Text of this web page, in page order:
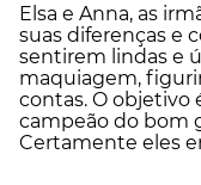
Elsa e Anna, as
suas diferenças e
sentirem lindas e
maquiagem,
contas. O objetivo
campeão do bom
Certamente eles